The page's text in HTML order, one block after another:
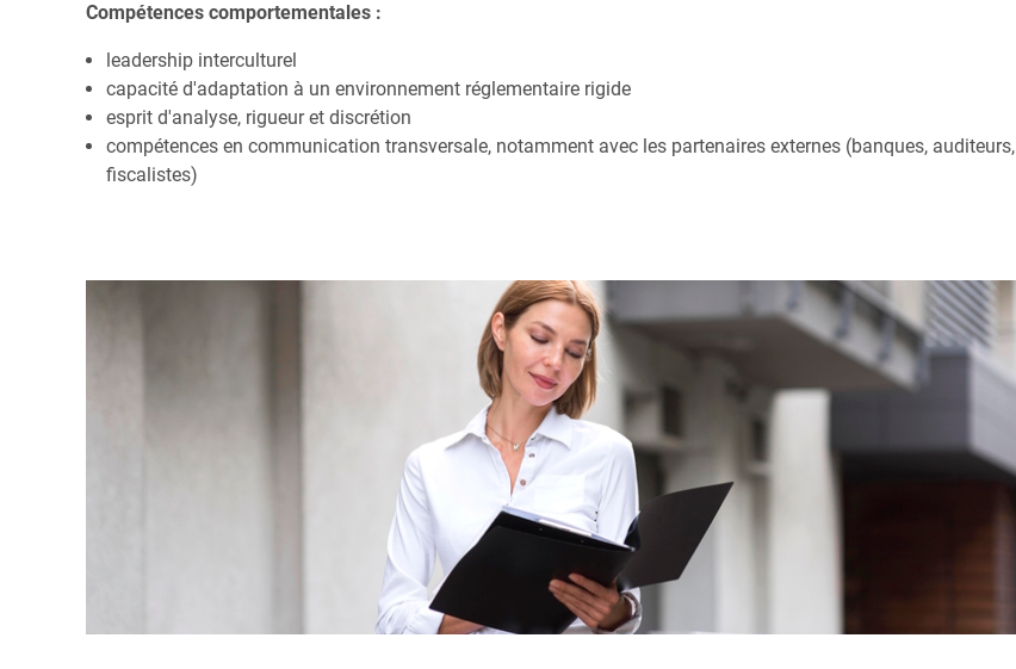
Compétences comportementales :
leadership interculturel
capacité d'adaptation à un environnement réglementaire rigide
esprit d'analyse, rigueur et discrétion
compétences en communication transversale, notamment avec les partenaires externes (banques, auditeurs,
fiscalistes)